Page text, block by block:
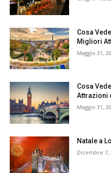
Cosa
Migliori
Maggio 31,
Cosa
Attrazioni
Maggio 31,
Natale a
Dicembre 7,